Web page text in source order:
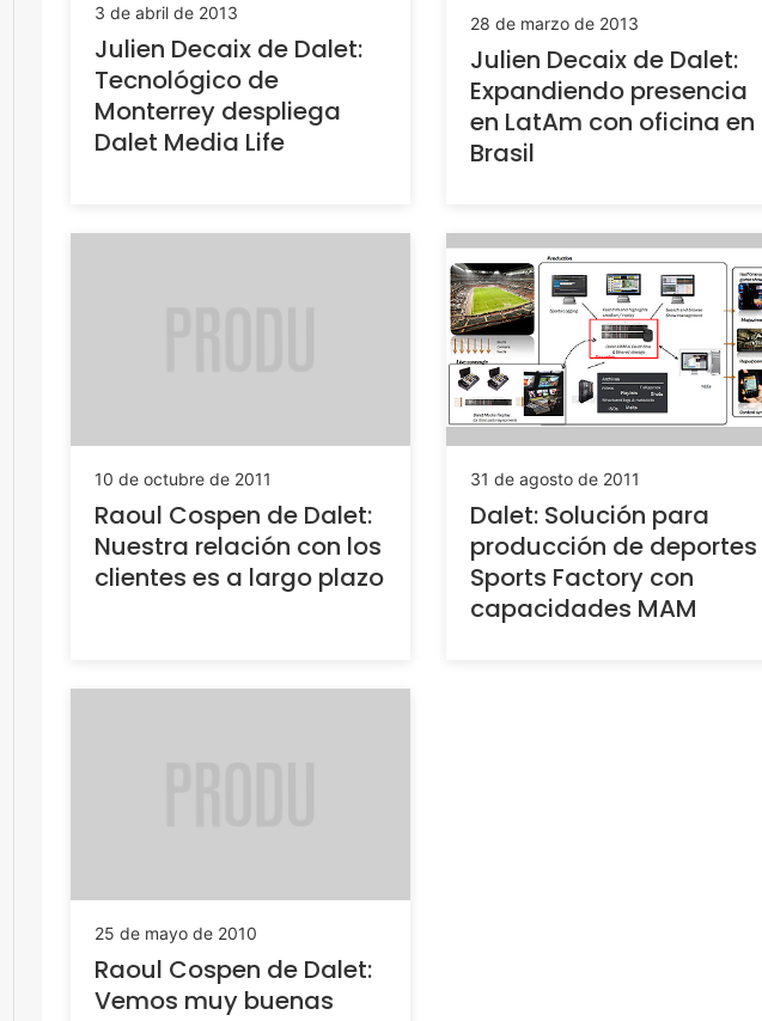
3 de abril de 2013
Julien Decaix de Dalet:
Tecnológico de
Monterrey despliega
Dalet Media Life
28 de marzo de 2013
Julien Decaix de Dalet:
Expandiendo presencia
en LatAm con oficina en
Brasil
10 de octubre de 2011
Raoul Cospen de Dalet:
Nuestra relación con los
clientes es a largo plazo
31 de agosto de 2011
Dalet: Solución para
producción de deportes
Sports Factory con
capacidades MAM
25 de mayo de 2010
Raoul Cospen de Dalet:
Vemos muy buenas